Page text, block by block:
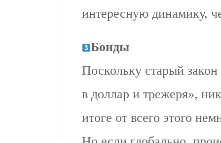
интересную динамику,
Бонды
Поскольку старый
в доллар и трежеря»,
итоге от всего этого